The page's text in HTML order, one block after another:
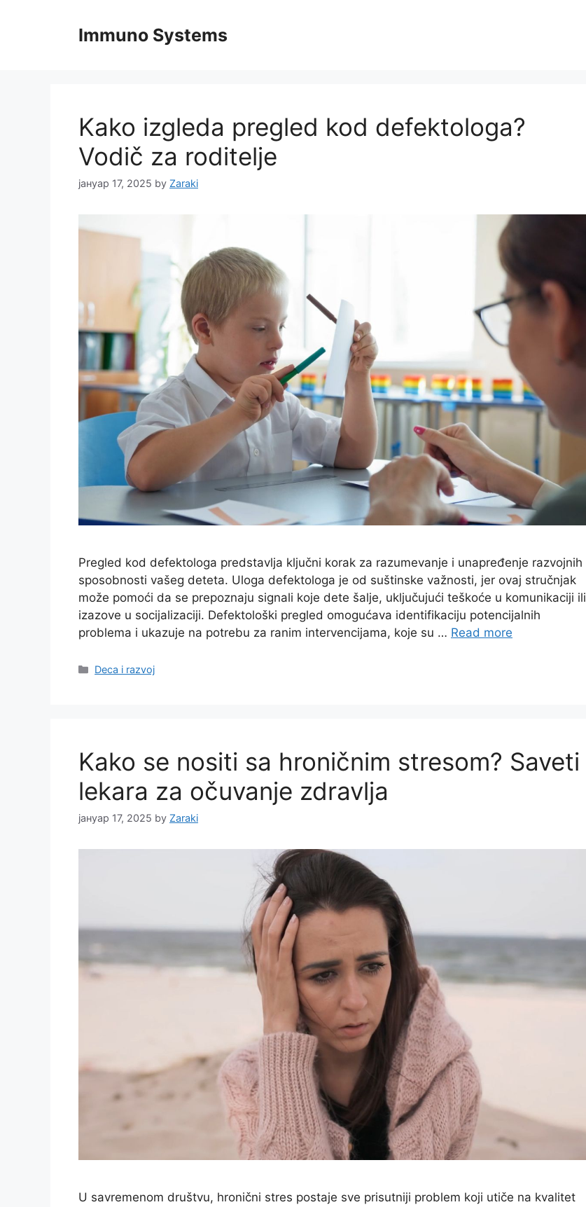
Immuno Systems
Kako izgleda pregled kod defektologa?
Vodič za roditelje
јануар 17, 2025 by Zaraki
Pregled kod defektologa predstavlja ključni korak za razumevanje i unapređenje razvojnih
sposobnosti vašeg deteta. Uloga defektologa je od suštinske važnosti, jer ovaj stručnjak
može pomoći da se prepoznaju signali koje dete šalje, uključujući teškoće u komunikaciji ili
izazove u socijalizaciji. Defektološki pregled omogućava identifikaciju potencijalnih
problema i ukazuje na potrebu za ranim intervencijama, koje su … Read more
Categories
Deca i razvoj
Kako se nositi sa hroničnim stresom? Saveti
lekara za očuvanje zdravlja
јануар 17, 2025 by Zaraki
U savremenom društvu, hronični stres postaje sve prisutniji problem koji utiče na kvalitet